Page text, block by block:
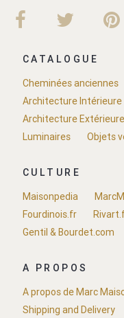
CATALOGUE
Cheminées anciennes
Architecture Intérieure
Architecture Extérieure
Luminaires
Objets
CULTURE
Maisonpedia
Fourdinois.fr
Gentil & Bourdet.com
A PROPOS
A propos de Marc
Shipping and Delivery